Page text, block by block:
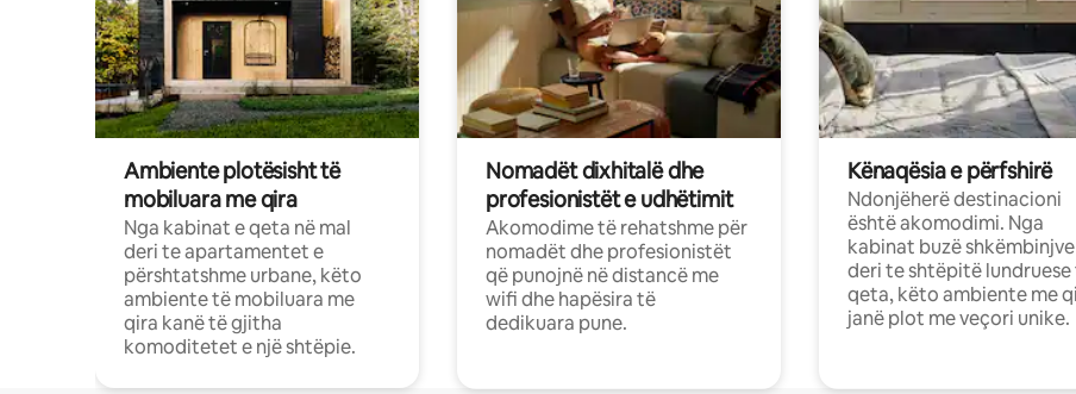
Ambiente plotësisht të
mobiluara me qira
Nga kabinat e qeta në mal
deri te apartamentet e
përshtatshme urbane, këto
ambiente të mobiluara me
qira kanë të gjitha
komoditetet e një shtëpie.
Nomadët dixhitalë dhe
profesionistët e udhëtimit
Akomodime të rehatshme për
nomadët dhe profesionistët
që punojnë në distancë me
wifi dhe hapësira të
dedikuara pune.
Kënaqësia e përfshirë
Ndonjëherë destinacioni
është akomodimi. Nga
kabinat buzë shkëmbinjve
deri te shtëpitë
qeta, këto ambiente me
janë plot me veçori unike.